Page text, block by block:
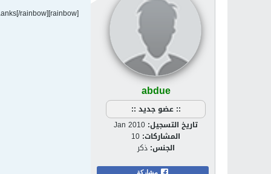
abdue
:: عضو جديد ::
تاريخ التسجيل: Jan 2010
المشاركات: 10
الجنس: ذكر
مشاركة
[rainbow]thaaaaaaaaaaaaaaanks[/rainbow]